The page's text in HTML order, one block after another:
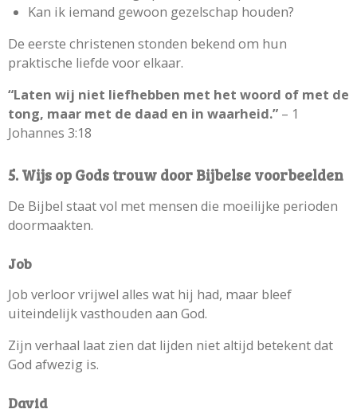
Kan ik iemand gewoon gezelschap houden?
De eerste christenen stonden bekend om hun
praktische liefde voor elkaar.
“Laten wij niet liefhebben met het woord of met de
tong, maar met de daad en in waarheid.” – 1
Johannes 3:18
5. Wijs op Gods trouw door Bijbelse voorbeelden
De Bijbel staat vol met mensen die moeilijke perioden
doormaakten.
Job
Job verloor vrijwel alles wat hij had, maar bleef
uiteindelijk vasthouden aan God.
Zijn verhaal laat zien dat lijden niet altijd betekent dat
God afwezig is.
David